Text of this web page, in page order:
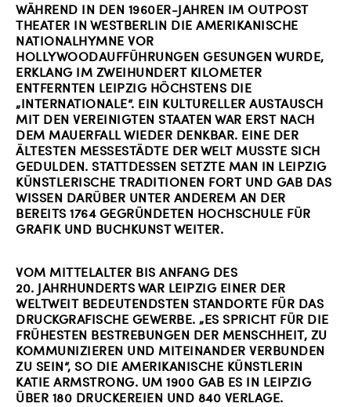
WÄHREND IN DEN 1960ER-JAHREN IM OUTPOST
THEATER IN WESTBERLIN DIE AMERIKANISCHE
NATIONALHYMNE VOR
HOLLYWOODAUFFÜHRUNGEN GESUNGEN WURDE,
ERKLANG IM ZWEIHUNDERT KILOMETER
ENTFERNTEN LEIPZIG HÖCHSTENS DIE
„INTERNATIONALE“. EIN KULTURELLER AUSTAUSCH
MIT DEN VEREINIGTEN STAATEN WAR ERST NACH
DEM MAUERFALL WIEDER DENKBAR. EINE DER
ÄLTESTEN MESSESTÄDTE DER WELT MUSSTE SICH
GEDULDEN. STATTDESSEN SETZTE MAN IN LEIPZIG
KÜNSTLERISCHE TRADITIONEN FORT UND GAB DAS
WISSEN DARÜBER UNTER ANDEREM AN DER
BEREITS 1764 GEGRÜNDETEN HOCHSCHULE FÜR
GRAFIK UND BUCHKUNST WEITER.
VOM MITTELALTER BIS ANFANG DES
20. JAHRHUNDERTS WAR LEIPZIG EINER DER
WELTWEIT BEDEUTENDSTEN STANDORTE FÜR DAS
DRUCKGRAFISCHE GEWERBE. „ES SPRICHT FÜR DIE
FRÜHESTEN BESTREBUNGEN DER MENSCHHEIT, ZU
KOMMUNIZIEREN UND MITEINANDER VERBUNDEN
ZU SEIN“, SO DIE AMERIKANISCHE KÜNSTLERIN
KATIE ARMSTRONG. UM 1900 GAB ES IN LEIPZIG
ÜBER 180 DRUCKEREIEN UND 840 VERLAGE.